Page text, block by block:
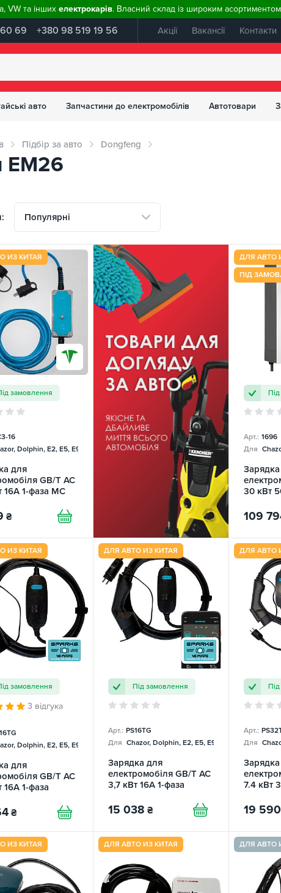
VW та інших електрокарів. Власний склад із широким
69 +380 98 519 19 56 Акції Вакансії Контакти
авто Запчастини до електромобілів Автотовари
Підбір за авто Dongfeng
EM26
Популярні
ИЗ КИТАЯ
замовлення
16
Dolphin, E2, E5, E9, Mercedes
для
GB/T AC
16А 1-фаза MC
₴
ДЛЯ АВТО
ПІД
Арт.: 1696
Для
30 кВт
109
ИЗ КИТАЯ
замовлення
3 відгука
Dolphin, E2, E5, E9, Mercedes
для
GB/T AC
16А 1-фаза
₴
ДЛЯ АВТО ИЗ КИТАЯ
Під замовлення
Арт.: PS16TG
Для Chazor, Dolphin, E2, E5, E9, Mercedes
Зарядка для
електромобіля GB/T AC
3,7 кВт 16А 1-фаза
15 038 ₴
ДЛЯ АВТО
Арт.:
Для
7.4 кВт
19 590
ИЗ КИТАЯ ДЛЯ АВТО ИЗ КИТАЯ ДЛЯ АВТО